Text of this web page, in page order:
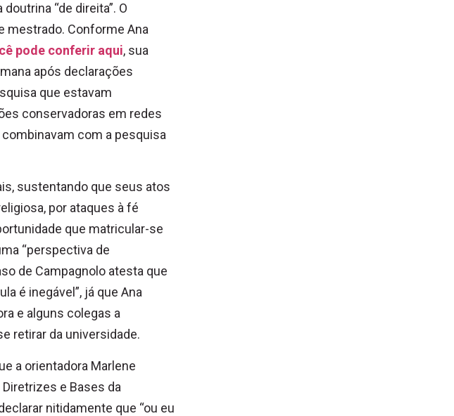
“de direita”. O
mestrado. Conforme Ana
pode conferir aqui, sua
após declarações
que estavam
conservadoras em redes
com a pesquisa
sustentando que seus atos
por ataques à fé
que matricular-se
“perspectiva de
de Campagnolo atesta que
é inegável”, já que Ana
e alguns colegas a
retirar da universidade.
a orientadora Marlene
e Bases da
nitidamente que “ou eu